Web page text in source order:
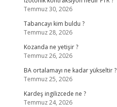
Temmuz 30, 2026
Tabancayı kim buldu ?
Temmuz 28, 2026
Kozanda ne yetişir ?
Temmuz 26, 2026
BA ortalamayı ne kadar yükseltir ?
Temmuz 25, 2026
Kardeş ingilizcede ne ?
Temmuz 24, 2026